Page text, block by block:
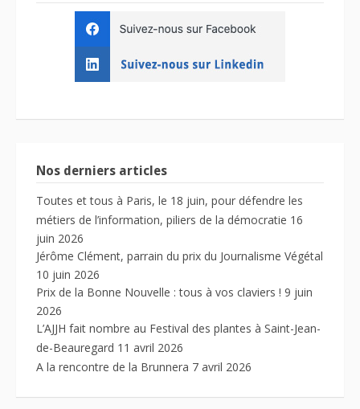
Nos derniers articles
Toutes et tous à Paris, le 18 juin, pour défendre les
métiers de l’information, piliers de la démocratie 16
juin 2026
Jérôme Clément, parrain du prix du Journalisme Végétal
10 juin 2026
Prix de la Bonne Nouvelle : tous à vos claviers ! 9 juin
2026
L’AJJH fait nombre au Festival des plantes à Saint-Jean-
de-Beauregard 11 avril 2026
A la rencontre de la Brunnera 7 avril 2026